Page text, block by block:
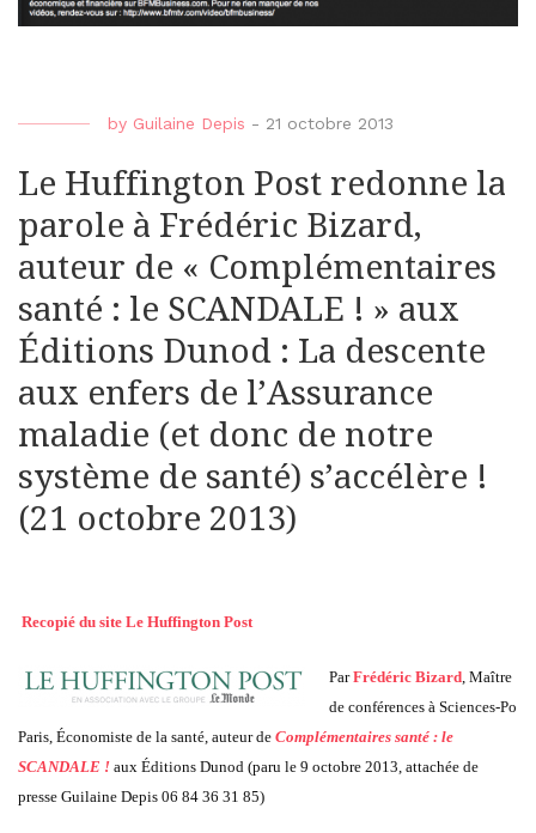
by Guilaine Depis - 21 octobre 2013
Le Huffington Post redonne la
parole à Frédéric Bizard,
auteur de « Complémentaires
santé : le SCANDALE ! » aux
Éditions Dunod : La descente
aux enfers de l’Assurance
maladie (et donc de notre
système de santé) s’accélère !
(21 octobre 2013)
Recopié du site Le Huffington Post
ParFrédéric Bizard, Maître
de conférences à Sciences-Po
Paris, Économiste de la santé, auteur de Complémentaires santé : le
SCANDALE ! aux Éditions Dunod (paru le 9 octobre 2013, attachée de
presse Guilaine Depis 06 84 36 31 85)